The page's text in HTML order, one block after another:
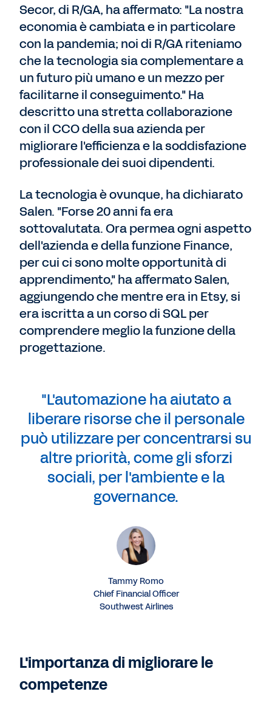
Secor, di R/GA, ha affermato: "La nostra
economia è cambiata e in particolare
con la pandemia; noi di R/GA riteniamo
che la tecnologia sia complementare a
un futuro più umano e un mezzo per
facilitarne il conseguimento." Ha
descritto una stretta collaborazione
con il CCO della sua azienda per
migliorare l'efficienza e la soddisfazione
professionale dei suoi dipendenti.
La tecnologia è ovunque, ha dichiarato
Salen. "Forse 20 anni fa era
sottovalutata. Ora permea ogni aspetto
dell'azienda e della funzione Finance,
per cui ci sono molte opportunità di
apprendimento," ha affermato Salen,
aggiungendo che mentre era in Etsy, si
era iscritta a un corso di SQL per
comprendere meglio la funzione della
progettazione.
"L'automazione ha aiutato a
liberare risorse che il personale
può utilizzare per concentrarsi su
altre priorità, come gli sforzi
sociali, per l'ambiente e la
governance.
Tammy Romo
Chief Financial Officer
Southwest Airlines
L'importanza di migliorare le
competenze